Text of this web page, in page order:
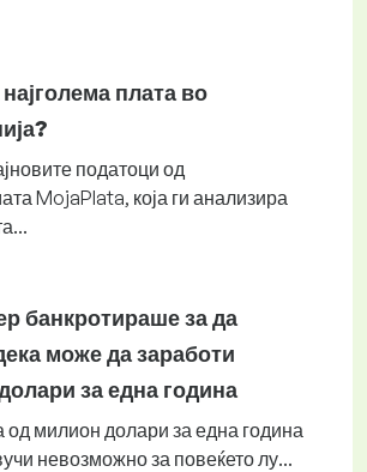
најголема плата во
податоци од
MojaPlata, која ги анализира
банкротираше за да
може да заработи
за една година
од милион долари за една година
невозможно за повеќето лу...